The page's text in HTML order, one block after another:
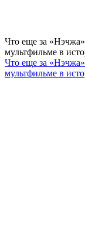
Что еще за
мультфильме в
Что еще за
мультфильме в